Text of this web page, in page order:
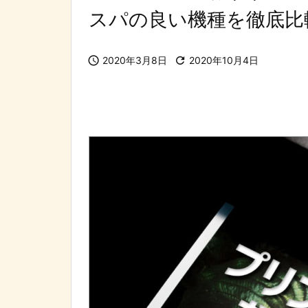
スパの良い機種を徹底
 2020年3月8日  2020年10月4日